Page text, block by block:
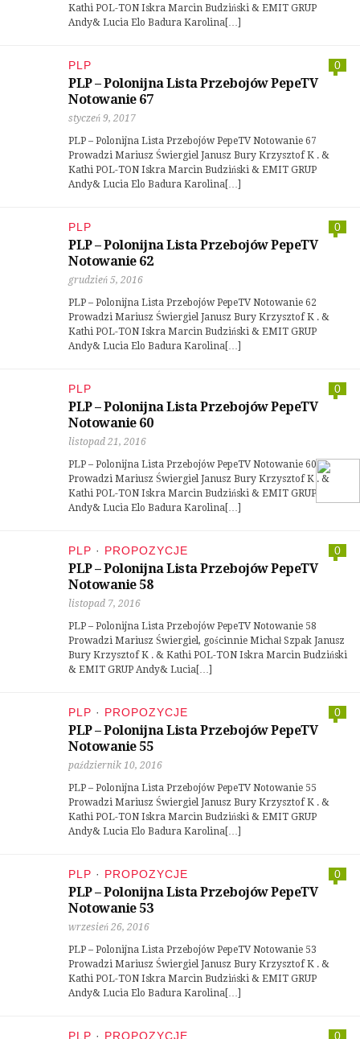
Kathi POL-TON Iskra Marcin Budziński & EMIT GRUP
Andy& Lucia Elo Badura Karolina[…]
PLP 0
PLP – Polonijna Lista Przebojów PepeTV
Notowanie 67
styczeń 9, 2017
PLP – Polonijna Lista Przebojów PepeTV Notowanie 67
Prowadzi Mariusz Świergiel Janusz Bury Krzysztof K . &
Kathi POL-TON Iskra Marcin Budziński & EMIT GRUP
Andy& Lucia Elo Badura Karolina[…]
PLP 0
PLP – Polonijna Lista Przebojów PepeTV
Notowanie 62
grudzień 5, 2016
PLP – Polonijna Lista Przebojów PepeTV Notowanie 62
Prowadzi Mariusz Świergiel Janusz Bury Krzysztof K . &
Kathi POL-TON Iskra Marcin Budziński & EMIT GRUP
Andy& Lucia Elo Badura Karolina[…]
PLP 0
PLP – Polonijna Lista Przebojów PepeTV
Notowanie 60
listopad 21, 2016
PLP – Polonijna Lista Przebojów PepeTV Notowanie 60
Prowadzi Mariusz Świergiel Janusz Bury Krzysztof K . &
Kathi POL-TON Iskra Marcin Budziński & EMIT GRUP
Andy& Lucia Elo Badura Karolina[…]
PLP · PROPOZYCJE 0
PLP – Polonijna Lista Przebojów PepeTV
Notowanie 58
listopad 7, 2016
PLP – Polonijna Lista Przebojów PepeTV Notowanie 58
Prowadzi Mariusz Świergiel, gościnnie Michał Szpak Janusz
Bury Krzysztof K . & Kathi POL-TON Iskra Marcin Budziński
& EMIT GRUP Andy& Lucia[…]
PLP · PROPOZYCJE 0
PLP – Polonijna Lista Przebojów PepeTV
Notowanie 55
październik 10, 2016
PLP – Polonijna Lista Przebojów PepeTV Notowanie 55
Prowadzi Mariusz Świergiel Janusz Bury Krzysztof K . &
Kathi POL-TON Iskra Marcin Budziński & EMIT GRUP
Andy& Lucia Elo Badura Karolina[…]
PLP · PROPOZYCJE 0
PLP – Polonijna Lista Przebojów PepeTV
Notowanie 53
wrzesień 26, 2016
PLP – Polonijna Lista Przebojów PepeTV Notowanie 53
Prowadzi Mariusz Świergiel Janusz Bury Krzysztof K . &
Kathi POL-TON Iskra Marcin Budziński & EMIT GRUP
Andy& Lucia Elo Badura Karolina[…]
PLP · PROPOZYCJE 0